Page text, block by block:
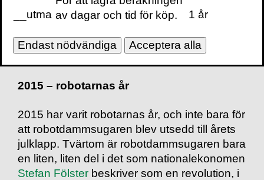
nyhetsbrev (prenumerera på det kan du göra
längst ner på denna sida).
2015 – robotarnas år
2015 har varit robotarnas år, och inte bara för
att robotdammsugaren blev utsedd till årets
julklapp. Tvärtom är robotdammsugaren bara
en liten, liten del i det som nationalekonomen
Stefan Fölster beskriver som en revolution, i
__utma av dagar och tid för köp.
1 år
Endast nödvändiga Acceptera alla